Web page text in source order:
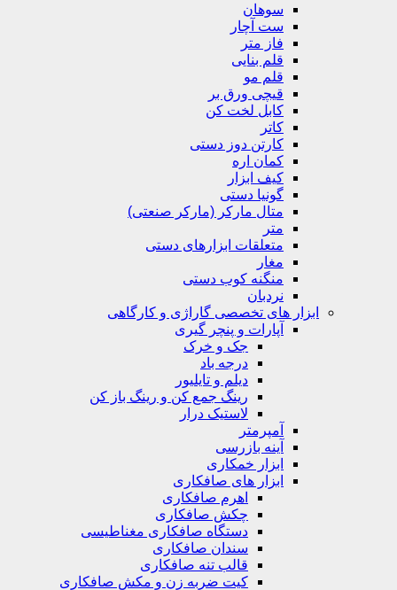
ست آچار
قلم بنایی
قیچی ورق بر
کابل لخت کن
کارتن دوز دستی
کمان اره
کیف ابزار
گونیا دستی
متال مارکر (مارکر صنعتی)
متعلقات ابزارهای دستی
منگنه کوب دستی
ابزار های تخصصی گاراژی و کارگاهی
آپارات و پنچر گیری
جک و خرک
دیلم و تایلیور
رینگ جمع کن و رینگ باز کن
لاستیک درار
آینه بازرسی
ابزار خمکاری
ابزار های صافکاری
اهرم صافکاری
چکش صافکاری
دستگاه صافکاری مغناطیسی
سندان صافکاری
قالب تنه صافکاری
کیت ضربه زن و مکش صافکاری